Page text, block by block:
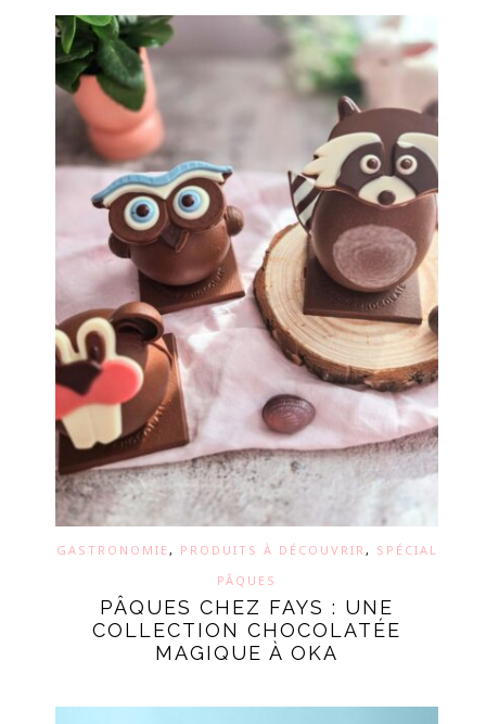
GASTRONOMIE , PRODUITS À DÉCOUVRIR , SPÉCIAL
PÂQUES
PÂQUES CHEZ FAYS : UNE
COLLECTION CHOCOLATÉE
MAGIQUE À OKA